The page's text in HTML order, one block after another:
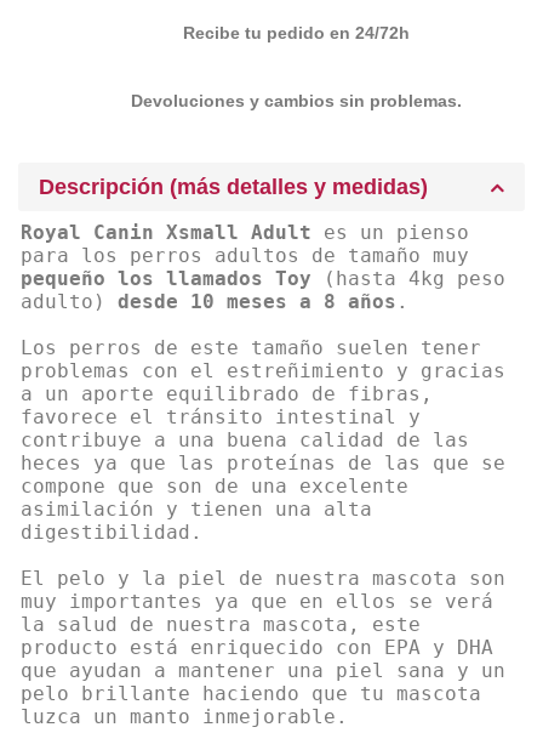
Recibe tu pedido en 24/72h
Devoluciones y cambios sin problemas.
Descripción (más detalles y medidas)
Royal Canin Xsmall Adult es un pienso
para los perros adultos de tamaño muy
pequeño los llamados Toy (hasta 4kg peso
adulto) desde 10 meses a 8 años .
Los perros de este tamaño suelen tener
problemas con el estreñimiento y gracias
a un aporte equilibrado de fibras,
favorece el tránsito intestinal y
contribuye a una buena calidad de las
heces ya que las proteínas de las que se
compone que son de una excelente
asimilación y tienen una alta
digestibilidad.
El pelo y la piel de nuestra mascota son
muy importantes ya que en ellos se verá
la salud de nuestra mascota, este
producto está enriquecido con EPA y DHA
que ayudan a mantener una piel sana y un
pelo brillante haciendo que tu mascota
luzca un manto inmejorable.